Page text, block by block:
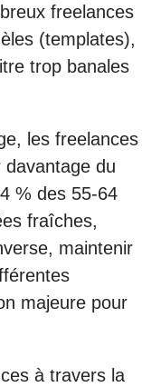
freelances
(templates),
trop banales
les freelances
du
% des 55-64
fraîches,
maintenir
majeure pour
à travers la